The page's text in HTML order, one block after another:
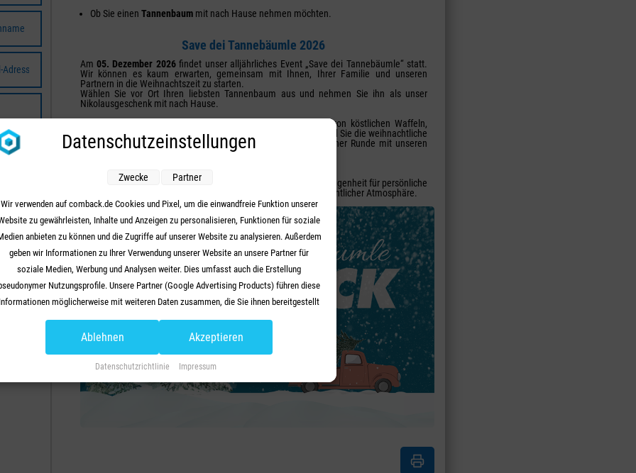
Ob Sie einen Tannenbaummit nach Hause nehmen möchten.
Save dei Tannebäumle 2026
Am05. Dezember 2026findet unser alljährliches Event „Save dei Tannebäumle“ statt.
Wir können es kaum erwarten, gemeinsam mit Ihnen, Ihrer Familie und unseren
Partnern in die Weihnachtszeit zu starten.
Wählen Sie vor Ort Ihren liebsten Tannenbaum aus und nehmen Sie ihn als unser
Nikolausgeschenk mit nach Hause.
Für Ihr leibliches Wohl ist bestens gesorgt: Lassen Sie sich von köstlichen Waffeln,
herzhaftem Gegrilltem und warmen Suppen verwöhnen. Während Sie die weihnachtliche
Atmosphäre genießen, können Sie sich zudem in ungezwungener Runde mit unseren
Technologie- und Regionalpartnern austauschen.
Besuchen Sie die Stände unserer Partner und nutzen Sie die Gelegenheit für persönliche
Gespräche mit unseren Experten – ganz entspannt in vorweihnachtlicher Atmosphäre.
Your content goes here. Edit or remove this text inline or in the
module Content settings. You can also style every aspect of this
content in the module Design settings and even apply custom CSS
to this text in the module Advanced settings.
Datenschutzeinstellungen
Wir verwenden auf comback.de Cookies und Pixel, um die einwandfreie Funktion unserer
zu gewährleisten, Inhalte und Anzeigen zu personalisieren, Funktionen für soziale
anbieten zu können und die Zugriffe auf unserer Website zu analysieren. Außerdem
geben wir Informationen zu Ihrer Verwendung unserer Website an unsere Partner für
soziale Medien, Werbung und Analysen weiter. Dies umfasst auch die Erstellung
Nutzungsprofile. Unsere Partner (Google Advertising Products) führen diese
möglicherweise mit weiteren Daten zusammen, die Sie ihnen bereitgestellt
haben (bspw. anhand eines persönlichen Accounts) oder welche sie im Rahmen Ihrer
Nutzung der Dienste gesammelt haben (bspw. Nutzungsdaten anderer Geräte). Ihre
Einwilligung zur Nutzung von Cookies und Pixeln können Sie jederzeit widerrufen, indem
Sie auf den Datenschutz-Button links unten klicken und dort die entsprechenden
Anpassungen vornehmen.
Datenschutzrichtlinie Impressum
Zwecke Partner
Ablehnen Akzeptieren